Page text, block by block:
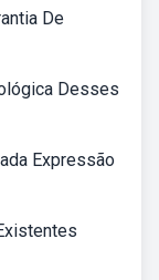
De
Desses
Expressão